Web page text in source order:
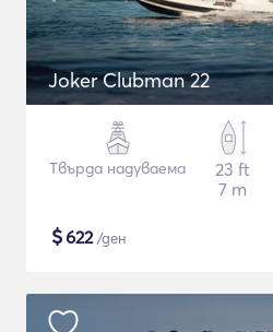
Joker Clubman 22
Твърда надуваема
23 ft
7 m
$622/ден